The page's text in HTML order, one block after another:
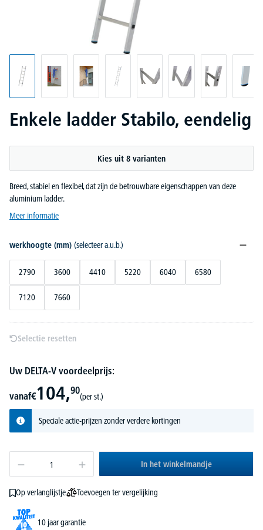
Enkele ladder Stabilo, eendelig
Kies uit 8 varianten
Breed, stabiel en flexibel, dat zijn de betrouwbare eigenschappen van deze
aluminium ladder.
Meer informatie
werkhoogte (mm) (selecteer a.u.b.)
2790 3600 4410 5220 6040 6580
7120 7660
Selectie resetten
Uw DELTA-V voordeelprijs:
vanaf€104,90
(per st.)
Speciale actie-prijzen zonder verdere kortingen
In het winkelmandje
Op verlanglijstje Toevoegen ter vergelijking
10 jaar garantie